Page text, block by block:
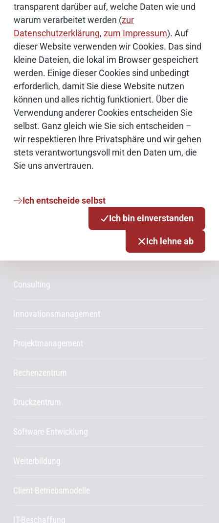
transparent darüber auf, welche Daten wie und
warum verarbeitet werden (zur
Datenschutzerklärung,zum Impressum). Auf
dieser Website verwenden wir Cookies. Das sind
kleine Dateien, die lokal im Browser gespeichert
werden. Einige dieser Cookies sind unbedingt
erforderlich, damit Sie diese Website nutzen
können und alles richtig funktioniert. Über die
Verwendung anderer Cookies entscheiden Sie
selbst. Ganz gleich wie Sie sich entscheiden –
wir respektieren Ihre Privatsphäre und wir gehen
stets verantwortungsvoll mit den Daten um, die
Sie uns anvertrauen.
Ich entscheide selbst
Ich bin einverstanden
Ich lehne ab
Schwerpunktthemen
Künstliche Intelligenz
Open Source
IT Sicherheit
Onlinezugangsgesetz
Consulting
Innovationsmanagement
Projektmanagement
Rechenzentrum
Druckzentrum
Software-Entwicklung
Weiterbildung
Client-Betriebsmodelle
IT-Beschaffung